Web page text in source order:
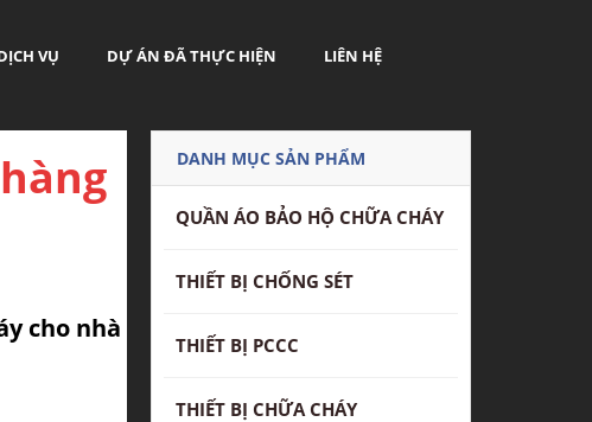
VỤ DỰ ÁN ĐÃ THỰC HIỆN LIÊN HỆ
cho nhà
DANH MỤC SẢN PHẨM
QUẦN ÁO BẢO HỘ CHỮA CHÁY
THIẾT BỊ CHỐNG SÉT
THIẾT BỊ PCCC
THIẾT BỊ CHỮA CHÁY